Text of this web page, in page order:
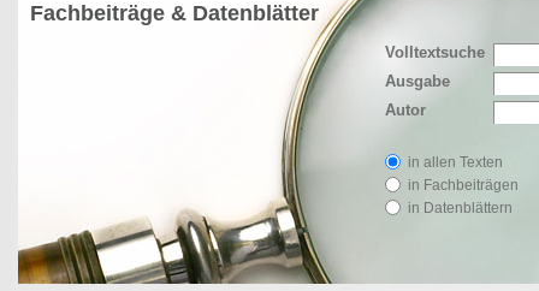
Volltextsuche
Ausgabe
Autor
in allen Texten
in Fachbeiträgen
in Datenblättern
Fachbeiträge & Datenblätter